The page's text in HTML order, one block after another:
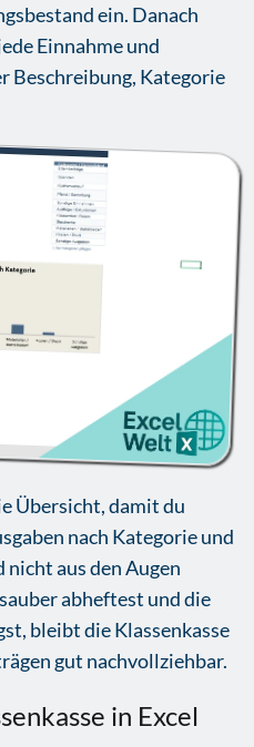
ein. Danach
Einnahme und
Beschreibung, Kategorie
Übersicht, damit du
nach Kategorie und
aus den Augen
abheftest und die
bleibt die Klassenkasse
gut nachvollziehbar.
in Excel